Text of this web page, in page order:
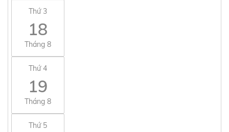
Thứ 3
18
Tháng 8
Thứ 4
19
Tháng 8
Thứ 5